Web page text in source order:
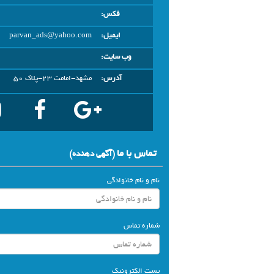
فکس:
ایمیل:
parvan_ads@yahoo.com
وب سایت:
آدرس:
مشهد-امامت 23-پلاک 50
تماس با ما(آگهي دهنده)
نام و نام خانوادگی
شماره تماس
پست الکترونیک